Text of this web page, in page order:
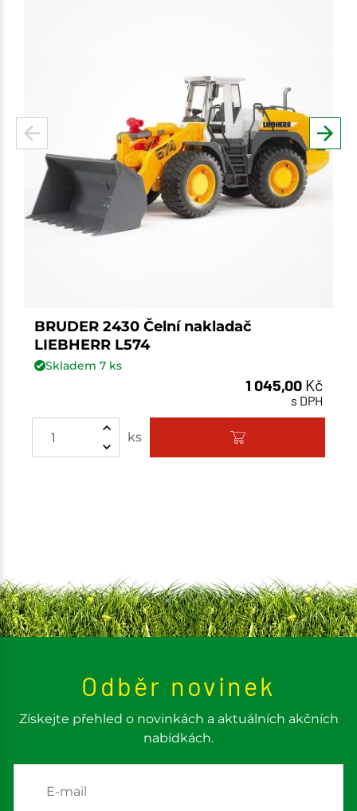
BRUDER 2430 Čelní nakladač
LIEBHERR L574
Skladem 7ks
1 045,00 Kč
s DPH
ks Množství
Odběr novinek
Získejte přehled o novinkách a aktuálních akčních
nabídkách.